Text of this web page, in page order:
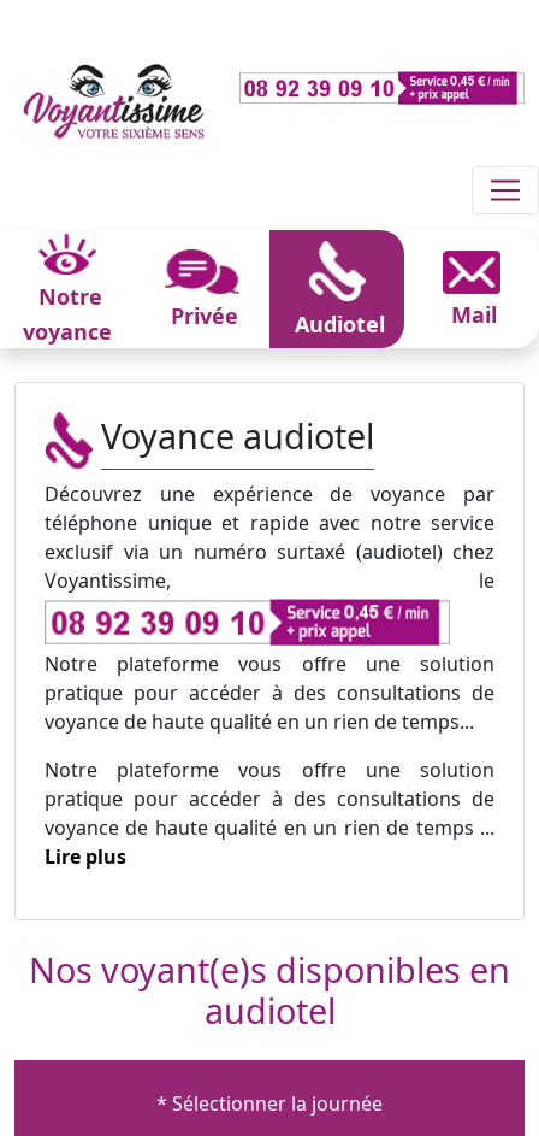
Notre
voyance
Privée Audiotel Mail
Voyance audiotel
Découvrez une expérience de voyance par
téléphone unique et rapide avec notre service
exclusif via un numéro surtaxé (audiotel) chez
Voyantissime, le
Notre plateforme vous offre une solution
pratique pour accéder à des consultations de
voyance de haute qualité en un rien de temps...
Notre plateforme vous offre une solution
pratique pour accéder à des consultations de
voyance de haute qualité en un rien de temps ...
Lire plus
Nos voyant(e)s disponibles en
audiotel
* Sélectionner la journée